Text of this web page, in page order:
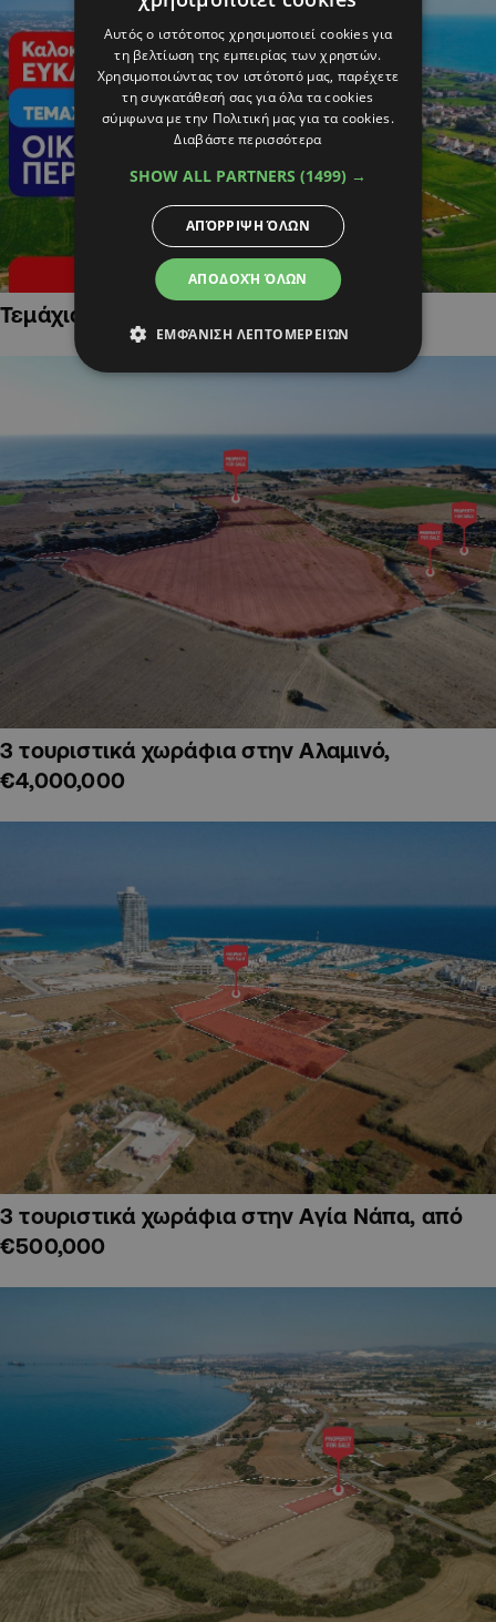
Τεμάχια Γης σε Οικιστικές Περιοχές
3 τουριστικά χωράφια στην Αλαμινό,
€4,000,000
3 τουριστικά χωράφια στην Αγία Νάπα, από
€500,000
Αυτός ο ιστότοπος χρησιμοποιεί cookies για
τη βελτίωση της εμπειρίας των χρηστών.
Χρησιμοποιώντας τον ιστότοπό μας, παρέχετε
τη συγκατάθεσή σας για όλα τα cookies
σύμφωνα με την Πολιτική μας για τα cookies.
Διαβάστε περισσότερα
SHOW ALL PARTNERS (1499) →
ΑΠΟΔΟΧΉ ΌΛΩΝ
ΑΠΌΡΡΙΨΗ ΌΛΩΝ
ΕΜΦΆΝΙΣΗ ΛΕΠΤΟΜΕΡΕΙΏΝ